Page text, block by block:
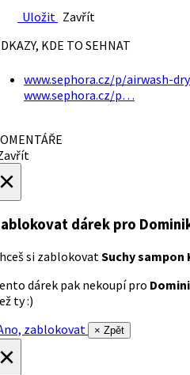
Uložit Zavřít
KDE TO SEHNAT
www.sephora.cz/p/airwash-
www.sephora.cz/p…
dárek pro
si zablokovatSuchy sampon
dárek pak nekoupí pro
ty :)
zablokovat
× Zpět